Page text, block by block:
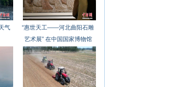
气
“惠世天工——河北曲阳石雕
艺术展” 在中国国家博物馆
开幕